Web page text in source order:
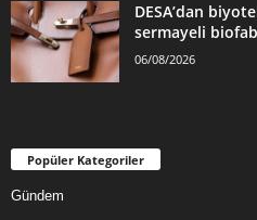
DESA’dan
sermayeli
06/08/2026
Popüler Kategoriler
Gündem